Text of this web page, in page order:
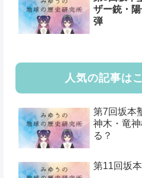
ザー銃・
弾
人気の記事は
第7回坂本
神木・竜
る？
第11回坂